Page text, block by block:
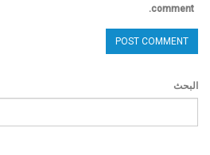
comment.
البحث